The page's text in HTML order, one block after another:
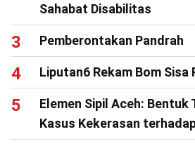
Sahabat Disabilitas
Pemberontakan Pandrah
Liputan6 Rekam Bom Sisa
Elemen Sipil Aceh: Bentuk
Kasus Kekerasan